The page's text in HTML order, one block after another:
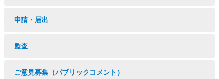
申請・届出
監査
ご意見募集（パブリックコメント）